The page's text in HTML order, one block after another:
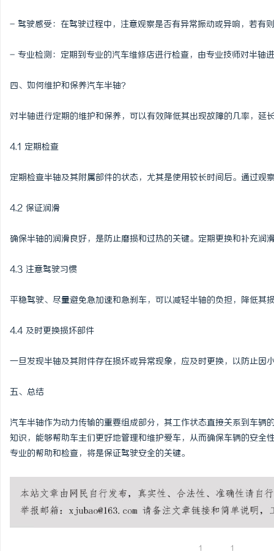
- 驾驶感受：在驾驶过程中，注意观察是否有异常振动或异响，若有
- 专业检测：定期到专业的汽车维修店进行检查，由专业技师对半轴
四、如何维护和保养汽车半轴？
对半轴进行定期的维护和保养，可以有效降低其出现故障的几率，延
4.1 定期检查
定期检查半轴及其附属部件的状态，尤其是使用较长时间后。通过观
4.2 保证润滑
确保半轴的润滑良好，是防止磨损和过热的关键。定期更换和补充润
4.3 注意驾驶习惯
平稳驾驶、尽量避免急加速和急刹车，可以减轻半轴的负担，降低其
4.4 及时更换损坏部件
一旦发现半轴及其附件存在损坏或异常现象，应及时更换，以防止因
五、总结
汽车半轴作为动力传输的重要组成部分，其工作状态直接关系到车
知识，能够帮助车主们更好地管理和维护爱车，从而确保车辆的安
专业的帮助和检查，将是保证驾驶安全的关键。
1 1